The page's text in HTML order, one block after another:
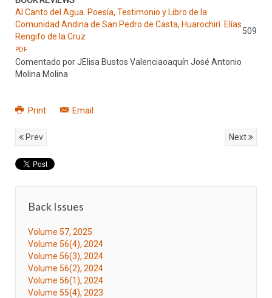
Al Canto del Agua. Poesía, Testimonio y Libro de la
Comunidad Andina de San Pedro de Casta, Huarochirí. Elías
Rengifo de la Cruz
509
PDF
Comentado por JElisa Bustos Valenciaoaquín José Antonio
Molina Molina
Print Email
Prev Next
Back Issues
Volume 57, 2025
Volume 56(4), 2024
Volume 56(3), 2024
Volume 56(2), 2024
Volume 56(1), 2024
Volume 55(4), 2023